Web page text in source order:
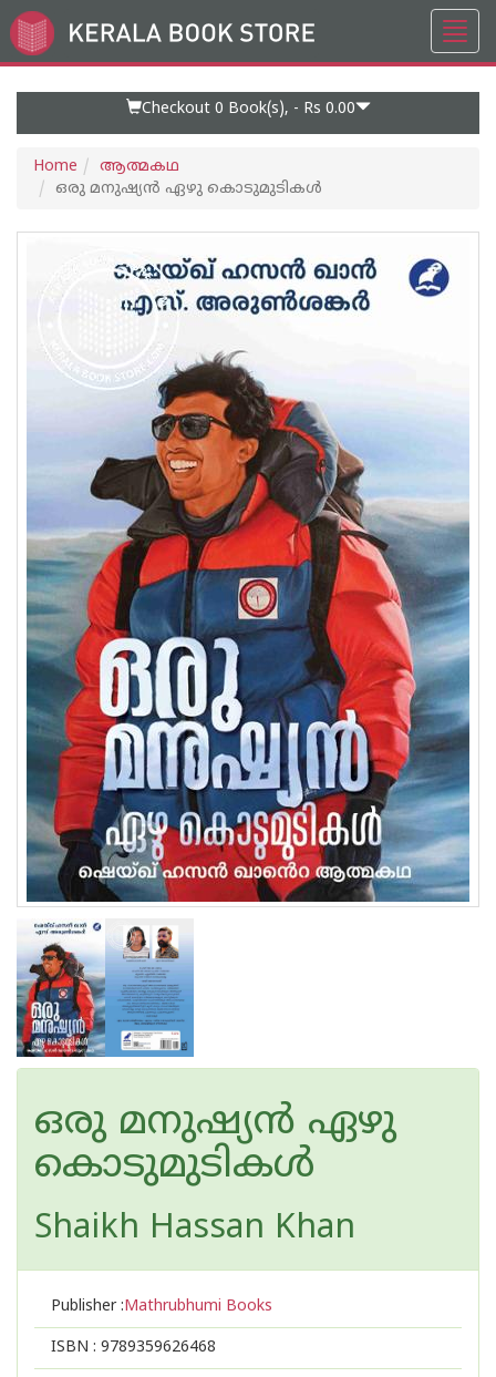
Go
to
Checkout 0 Book(s), - Rs 0.00
Home
ആത്മകഥ
ഒരു മനുഷ്യൻ ഏഴു കൊടുമുടികൾ
ഒരു മനുഷ്യൻ ഏഴു
കൊടുമുടികൾ
Shaikh Hassan Khan
Publisher :Mathrubhumi Books
ISBN : 9789359626468